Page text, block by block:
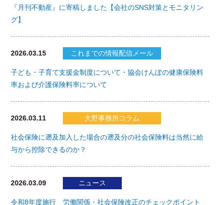
『月刊不動産』に寄稿しました【会社のSNS対策とモニタリン
グ】
2026.03.15 これまでの情報配信メール
子ども・子育て支援金制度について・協会けんぽの健康保険料
率および介護保険料率について
2026.03.11 大野事務所コラム
社会保険に遡及加入した場合の遡及分の社会保険料は当然に給
与から控除できるのか？
2026.03.09 ニュース
令和8年度施行 労働関係・社会保険改正のチェックポイント